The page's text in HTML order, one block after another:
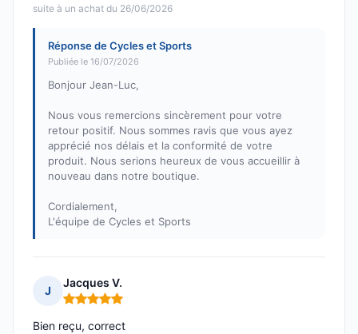
suite à un achat du 26/06/2026
Réponse de Cycles et Sports
Publiée le 16/07/2026
Bonjour Jean-Luc,
Nous vous remercions sincèrement pour votre
retour positif. Nous sommes ravis que vous ayez
apprécié nos délais et la conformité de votre
produit. Nous serions heureux de vous accueillir à
nouveau dans notre boutique.
Cordialement,
L'équipe de Cycles et Sports
J
Jacques V.
Note : 5 sur 5
Bien reçu, correct